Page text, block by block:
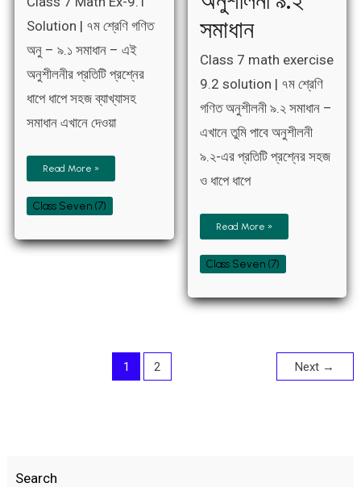
Solution | ৭ম শ্রেণি গণিত
অনু – ৯.১ সমাধান – এই
অনুশীলনীর প্রতিটি প্রশ্নের
ধাপে ধাপে সহজ ব্যাখ্যাসহ
সমাধান এখানে দেওয়া
Read More »
Class Seven (7)
সমাধান
Class 7 math exercise
9.2 solution | ৭ম শ্রেণি
গণিত অনুশীলনী ৯.২ সমাধান –
এখানে তুমি পাবে অনুশীলনী
৯.২-এর প্রতিটি প্রশ্নের সহজ
ও ধাপে ধাপে
Read More »
Class Seven (7)
1 2 Next →
Search